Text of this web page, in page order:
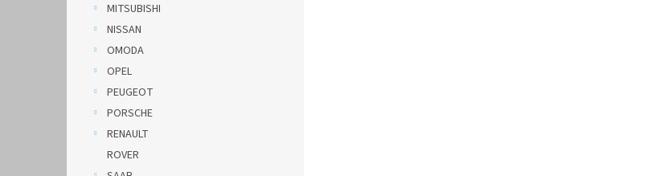
MITSUBISHI
NISSAN
OMODA
OPEL
PEUGEOT
PORSCHE
RENAULT
ROVER